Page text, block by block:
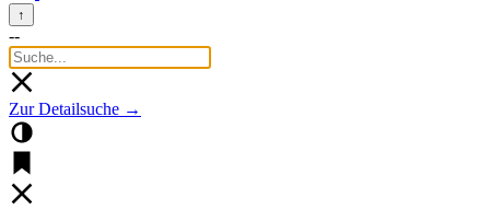
↑
--
Zur Detailsuche →